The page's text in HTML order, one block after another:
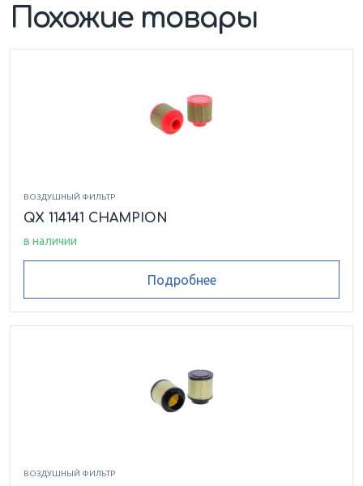
Похожие товары
ВОЗДУШНЫЙ ФИЛЬТР
QX 114141 CHAMPION
в наличии
Подробнее
ВОЗДУШНЫЙ ФИЛЬТР